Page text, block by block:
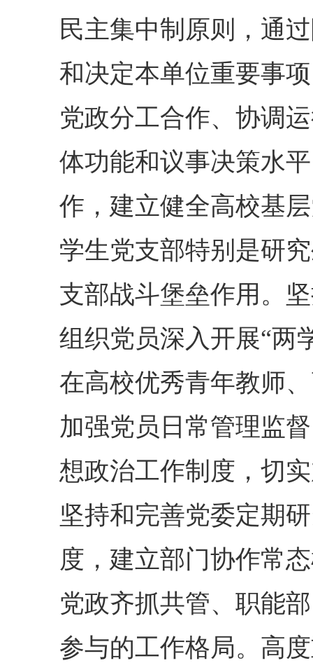
民主集中制原则，通
和决定本单位重要事
党政分工合作、协调
体功能和议事决策水
作，建立健全高校基
学生党支部特别是研
支部战斗堡垒作用。
组织党员深入开展“两
在高校优秀青年教师
加强党员日常管理监
想政治工作制度，切
坚持和完善党委定期
度，建立部门协作常
党政齐抓共管、职能
参与的工作格局。高